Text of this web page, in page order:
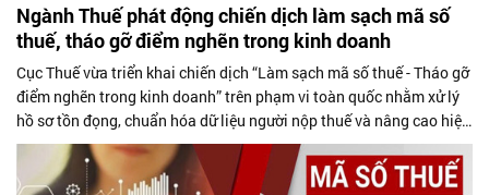
Ngành Thuế phát động chiến dịch làm sạch mã số
thuế, tháo gỡ điểm nghẽn trong kinh doanh
Cục Thuế vừa triển khai chiến dịch “Làm sạch mã số thuế - Tháo gỡ
điểm nghẽn trong kinh doanh” trên phạm vi toàn quốc nhằm xử lý
hồ sơ tồn đọng, chuẩn hóa dữ liệu người nộp thuế và nâng cao hiệu
quả quản lý trong tiến trình chuyển đổi số.